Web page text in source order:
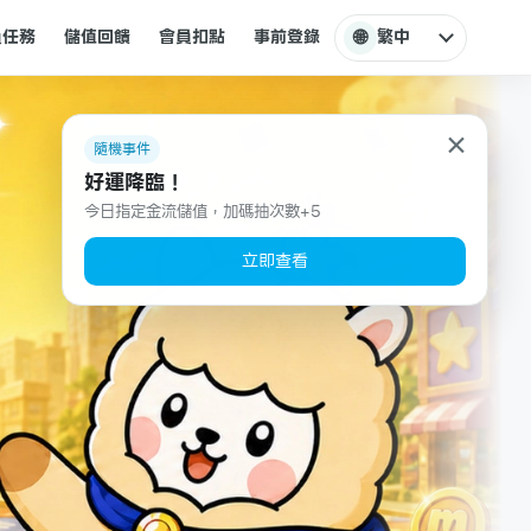
務 儲值回饋 會員扣點 事前登錄 🌐 繁中
×
隨機事件
好運降臨！
今日指定金流儲值，加碼抽次數+5
立即查看